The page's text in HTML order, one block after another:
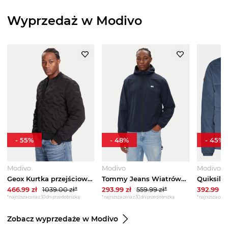
Wyprzedaż w Modivo
Modivo
Geox Kurtka przejściowa M Spherica M5628R T3271 F9000 Czarny Regular Fit
466.99 zł 1039.00zł*
*najniższa cena z 30 dni przed obniżką
- 55%
Modivo
Tommy Jeans Wiatrówka Chicago DM0DM21393 Granatowy Regular Fit
293.99 zł 559.99zł*
*najniższa cena z 30 dni przed obniżką
-48%
Modivo
392.99zł
*najniższa cena
- 45%
Zobacz wyprzedaże w Modivo